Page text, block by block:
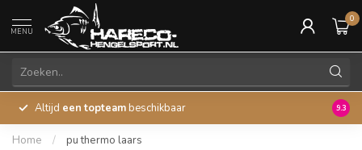
MENU
0
Altijd een topteam beschikbaar 45
9.3
Home / pu thermo laars